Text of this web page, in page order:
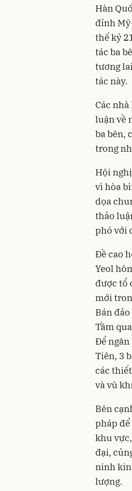
Hàn
đỉnh
thế kỷ
tác ba
tương
tác này.
Các
luận về
ba bên,
trong
Hội
vì hòa
dọa
thảo
phó với
Đề cao
Yeol
được tổ
mới
Bán
Tầm
Để ngăn
Tiên, 3
các
và vũ
Bên
pháp
khu
đại,
ninh
lượng.